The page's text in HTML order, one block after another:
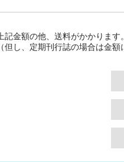
上記金額の他、送料がかかりま
（但し、定期刊行誌の場合は金